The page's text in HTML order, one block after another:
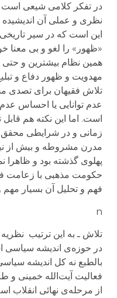
در تفکر کلامی شیعی است
نظری و عملی آن اندیشیده
این است که در سیر
«ظهور» را لغو و بی
همین نظام بیشترین و حتی
مهدویت و ظهور دفاع و
تلاش فقیهان برای تصدی
عدم توانایی یا احساس عدم
است. اما این نکته هم
زمانی و در شرایطی
مدرن مشروطه و بیش از
پهلوی گذشته بود و ظاهرا
حکومت مذهبی با زعامت
فهم و تحلیل آن بسیار
n
تلاش ـ به اين ترتيب
در حوزه‌ی انديشه سياسی
فعاليت آيت‌الله خمينی و
از مرحله‌ی نهائی انقلاب